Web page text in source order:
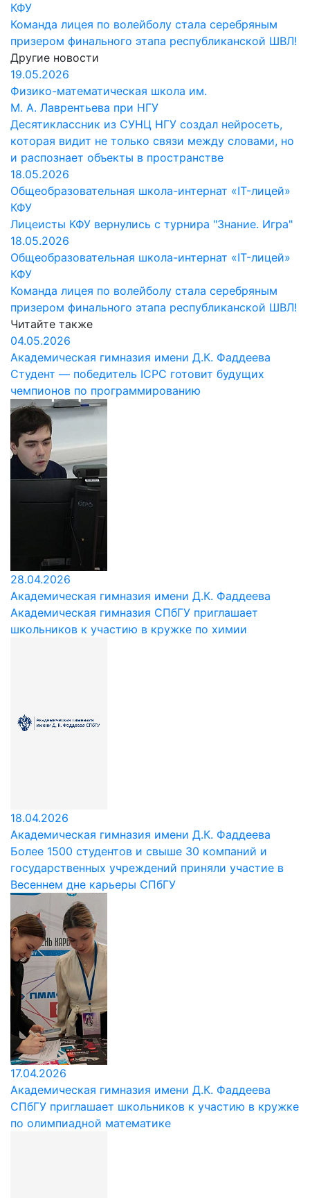
КФУ
Команда лицея по волейболу стала серебряным
призером финального этапа республиканской ШВЛ!
Другие новости
19.05.2026
Физико-математическая школа им.
М. А. Лаврентьева при НГУ
Десятиклассник из СУНЦ НГУ создал нейросеть,
которая видит не только связи между словами, но
и распознает объекты в пространстве
18.05.2026
Общеобразовательная школа-интернат «IT-лицей»
КФУ
Лицеисты КФУ вернулись с турнира "Знание. Игра"
18.05.2026
Общеобразовательная школа-интернат «IT-лицей»
КФУ
Команда лицея по волейболу стала серебряным
призером финального этапа республиканской ШВЛ!
Читайте также
04.05.2026
Академическая гимназия имени Д.К. Фаддеева
Студент — победитель ICPC готовит будущих
чемпионов по программированию
28.04.2026
Академическая гимназия имени Д.К. Фаддеева
Академическая гимназия СПбГУ приглашает
школьников к участию в кружке по химии
18.04.2026
Академическая гимназия имени Д.К. Фаддеева
Более 1500 студентов и свыше 30 компаний и
государственных учреждений приняли участие в
Весеннем дне карьеры СПбГУ
17.04.2026
Академическая гимназия имени Д.К. Фаддеева
СПбГУ приглашает школьников к участию в кружке
по олимпиадной математике